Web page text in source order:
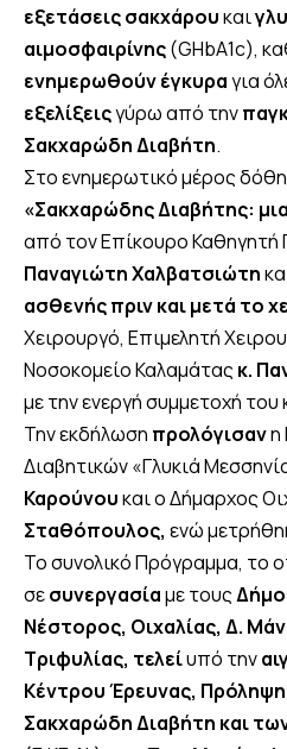
εξετάσεις σακχάρουκαι
αιμοσφαιρίνης(GHbA1c),
ενημερωθούν έγκυραγια
εξελίξειςγύρω από την
Σακχαρώδη Διαβήτη.
Στο ενημερωτικό μέρος
«Σακχαρώδης Διαβήτης:
από τον Επίκουρο Καθηγητή
Παναγιώτη Χαλβατσιώτη
ασθενής πριν και μετά το
Χειρουργό, Επιμελητή
Νοσοκομείο Καλαμάτας κ.
με την ενεργή συμμετοχή του
Την εκδήλωση προλόγισανη
Διαβητικών «Γλυκιά
Καρούνουκαι ο Δήμαρχος
Σταθόπουλος, ενώ
Το συνολικό Πρόγραμμα, το
σεσυνεργασίαμε τους
Νέστορος, Οιχαλίας, Δ.
Τριφυλίας, τελείυπό την
Κέντρου Έρευνας,
Σακχαρώδη Διαβήτη και